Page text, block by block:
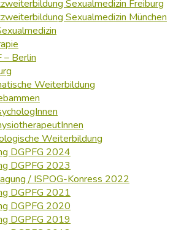
Sexualmedizin Freiburg
Sexualmedizin München
– Berlin
Weiterbildung
Weiterbildung
DGPFG 2024
DGPFG 2023
/ ISPOG-Konress 2022
DGPFG 2021
DGPFG 2020
DGPFG 2019